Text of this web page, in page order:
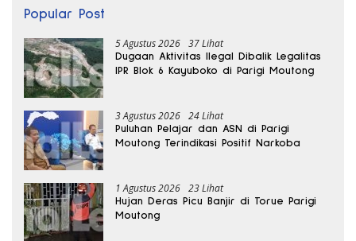
Popular Post
5 Agustus 2026 37 Lihat
Dugaan Aktivitas Ilegal Dibalik Legalitas
IPR Blok 6 Kayuboko di Parigi Moutong
3 Agustus 2026 24 Lihat
Puluhan Pelajar dan ASN di Parigi
Moutong Terindikasi Positif Narkoba
1 Agustus 2026 23 Lihat
Hujan Deras Picu Banjir di Torue Parigi
Moutong